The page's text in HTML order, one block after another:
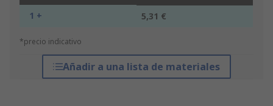
1 + 5,31 €
*precio indicativo
Añadir a una lista de materiales